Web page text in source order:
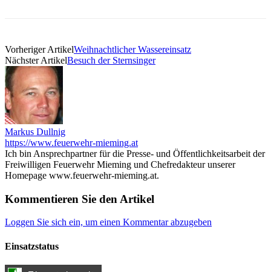
Vorheriger ArtikelWeihnachtlicher Wassereinsatz
Nächster ArtikelBesuch der Sternsinger
Markus Dullnig
https://www.feuerwehr-mieming.at
Ich bin Ansprechpartner für die Presse- und Öffentlichkeitsarbeit der
Freiwilligen Feuerwehr Mieming und Chefredakteur unserer
Homepage www.feuerwehr-mieming.at.
Kommentieren Sie den Artikel
Loggen Sie sich ein, um einen Kommentar abzugeben
Einsatzstatus